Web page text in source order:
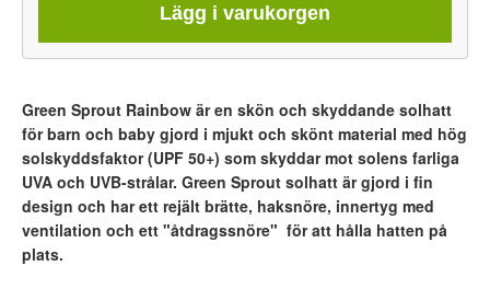
Lägg i varukorgen
Green Sprout Rainbow är en skön och skyddande solhatt
för barn och baby gjord i mjukt och skönt material med hög
solskyddsfaktor (UPF 50+) som skyddar mot solens farliga
UVA och UVB-strålar. Green Sprout solhatt är gjord i fin
design och har ett rejält brätte, haksnöre, innertyg med
ventilation och ett "åtdragssnöre" för att hålla hatten på
plats.